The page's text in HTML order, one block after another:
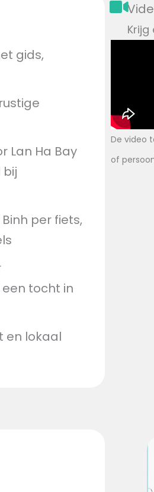
De video
of
gids,
Lan Ha Bay
bij
per fiets,
tocht in
en lokaal